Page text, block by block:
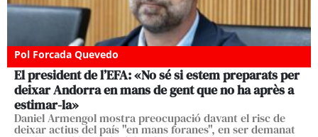
Pol Forcada Quevedo
El president de l’EFA: «No sé si estem preparats per
deixar Andorra en mans de gent que no ha après a
estimar-la»
Daniel Armengol mostra preocupació davant el risc de
deixar actius del país "en mans foranes", en ser demanat